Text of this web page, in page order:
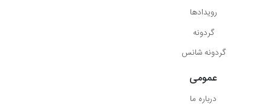
رویدادها
گردونه
گردونه شانس
عمومی
درباره ما